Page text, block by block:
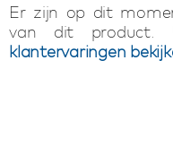
Er zijn op dit
van dit
klantervaringen